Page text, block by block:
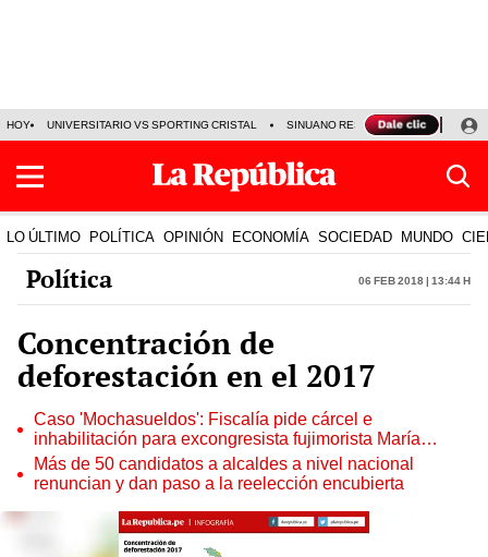
HOY UNIVERSITARIO VS SPORTING CRISTAL SINUANO RESULTADOS HOY
LO ÚLTIMO POLÍTICA OPINIÓN ECONOMÍA SOCIEDAD MUNDO
Política 06 Feb 2018 | 13:44 h
Concentración de
deforestación en el 2017
Caso 'Mochasueldos': Fiscalía pide cárcel e
inhabilitación para excongresista fujimorista María
Cordero Jon Tay
Más de 50 candidatos a alcaldes a nivel nacional
renuncian y dan paso a la reelección encubierta